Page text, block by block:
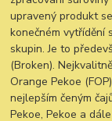
upravený produkt
konečném vytřídění
skupin. Je to
(Broken).
Orange Pekoe
nejlepším čeným
Pekoe, Pekoe a